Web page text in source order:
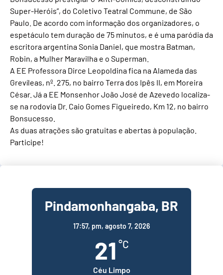
Super-Heróis”, do Coletivo Teatral Commune, de São
Paulo. De acordo com informação dos organizadores, o
espetáculo tem duração de 75 minutos, e é uma paródia da
escritora argentina Sonia Daniel, que mostra Batman,
Robin, a Mulher Maravilha e o Superman.
A EE Professora Dirce Leopoldina fica na Alameda das
Grevíleas, nº. 275, no bairro Terra dos Ipês II, em Moreira
César. Já a EE Monsenhor João José de Azevedo localiza-
se na rodovia Dr. Caio Gomes Figueiredo, Km 12, no bairro
Bonsucesso.
As duas atrações são gratuitas e abertas à população.
Participe!
Pindamonhangaba, BR
17:57, pm, agosto 7, 2026
21 °C
Céu Limpo